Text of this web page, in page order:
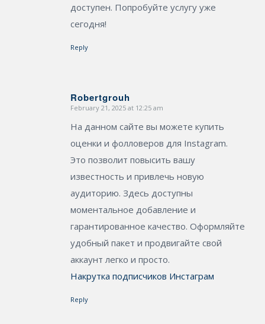
доступен. Попробуйте услугу уже
сегодня!
Reply
Robertgrouh
says:
February 21, 2025 at 12:25 am
На данном сайте вы можете купить
оценки и фолловеров для Instagram.
Это позволит повысить вашу
известность и привлечь новую
аудиторию. Здесь доступны
моментальное добавление и
гарантированное качество. Оформляйте
удобный пакет и продвигайте свой
аккаунт легко и просто.
Накрутка подписчиков Инстаграм
Reply